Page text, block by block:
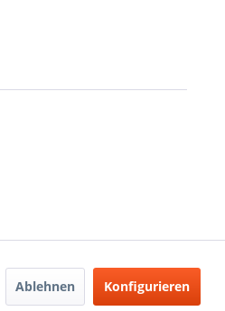
Ablehnen Konfigurieren